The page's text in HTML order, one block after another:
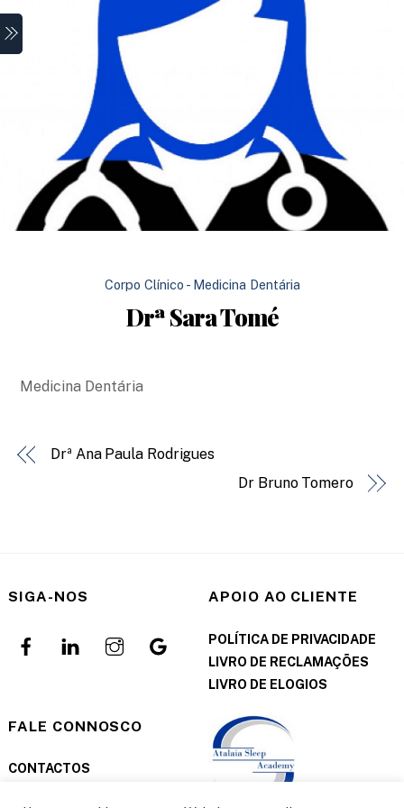
Skip
to
content
Corpo Clínico - Medicina Dentária
Drª Sara Tomé
Medicina Dentária
Drª Ana Paula Rodrigues
Dr Bruno Tomero
SIGA-NOS APOIO AO CLIENTE
POLÍTICA DE PRIVACIDADE
LIVRO DE RECLAMAÇÕES
LIVRO DE ELOGIOS
FALE CONNOSCO
CONTACTOS